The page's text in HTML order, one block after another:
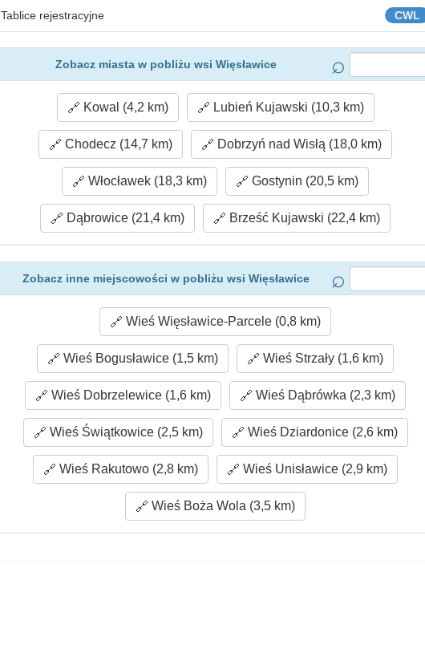
CWL
Tablice rejestracyjne
Zobacz miasta w pobliżu wsi Więsławice
Kowal (4,2 km) Lubień Kujawski (10,3 km)
Chodecz (14,7 km) Dobrzyń nad Wisłą (18,0 km)
Włocławek (18,3 km) Gostynin (20,5 km)
Dąbrowice (21,4 km) Brześć Kujawski (22,4 km)
Zobacz inne miejscowości w pobliżu wsi Więsławice
Wieś Więsławice-Parcele (0,8 km)
Wieś Bogusławice (1,5 km) Wieś Strzały (1,6 km)
Wieś Dobrzelewice (1,6 km) Wieś Dąbrówka (2,3 km)
Wieś Świątkowice (2,5 km) Wieś Dziardonice (2,6 km)
Wieś Rakutowo (2,8 km) Wieś Unisławice (2,9 km)
Wieś Boża Wola (3,5 km)